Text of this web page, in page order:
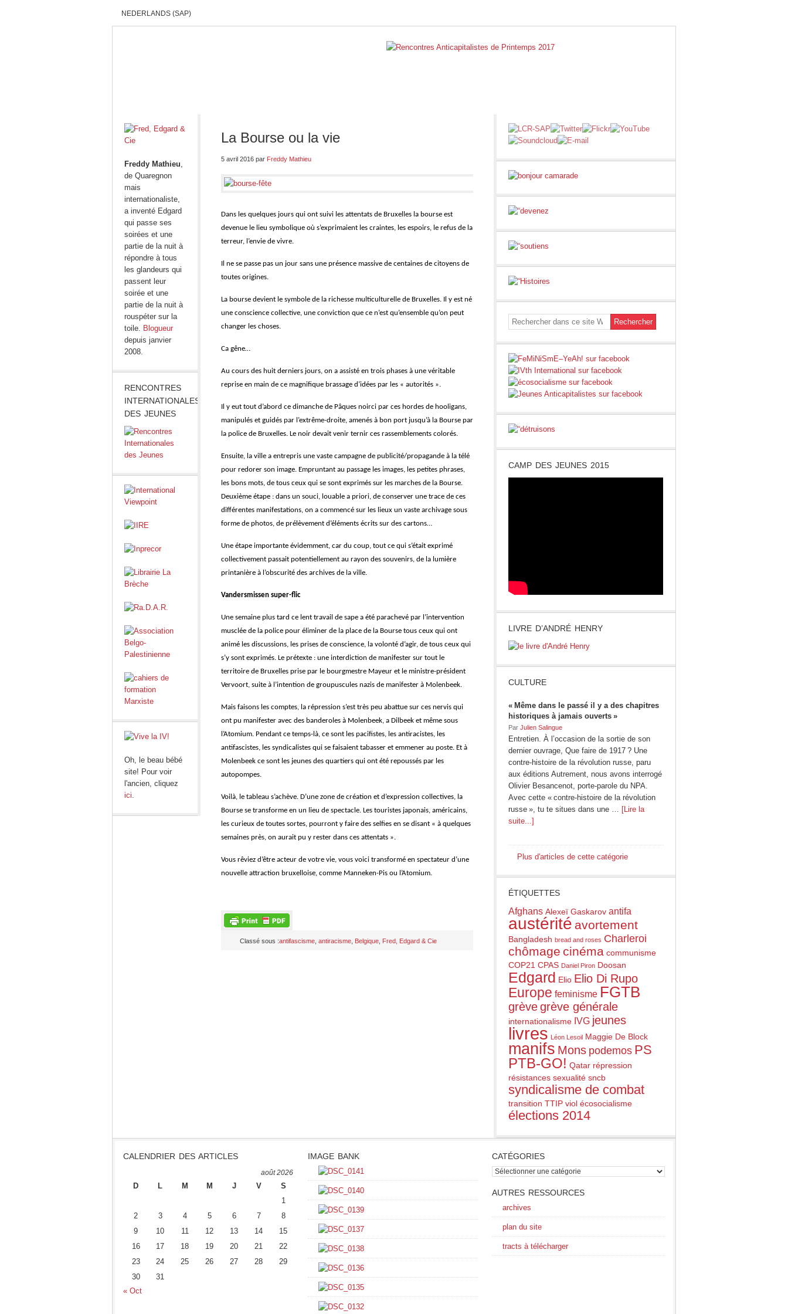
NEDERLANDS (SAP)
La Bourse ou la vie
5 avril 2016 par Freddy Mathieu
Dans les quelques jours qui ont suivi les attentats de Bruxelles la bourse est
devenue le lieu symbolique où s’exprimaient les craintes, les espoirs, le refus de la
terreur, l’envie de vivre.
Il ne se passe pas un jour sans une présence massive de centaines de citoyens de
toutes origines.
La bourse devient le symbole de la richesse multiculturelle de Bruxelles. Il y est né
une conscience collective, une conviction que ce n’est qu’ensemble qu’on peut
changer les choses.
Ca gêne…
Au cours des huit derniers jours, on a assisté en trois phases à une véritable
reprise en main de ce magnifique brassage d’idées par les « autorités ».
Il y eut tout d’abord ce dimanche de Pâques noirci par ces hordes de hooligans,
manipulés et guidés par l’extrême-droite, amenés à bon port jusqu’à la Bourse par
la police de Bruxelles. Le noir devait venir ternir ces rassemblements colorés.
Ensuite, la ville a entrepris une vaste campagne de publicité/propagande à la télé
pour redorer son image. Empruntant au passage les images, les petites phrases,
les bons mots, de tous ceux qui se sont exprimés sur les marches de la Bourse.
Deuxième étape : dans un souci, louable a priori, de conserver une trace de ces
différentes manifestations, on a commencé sur les lieux un vaste archivage sous
forme de photos, de prélèvement d’éléments écrits sur des cartons…
Une étape importante évidemment, car du coup, tout ce qui s’était exprimé
collectivement passait potentiellement au rayon des souvenirs, de la lumière
printanière à l’obscurité des archives de la ville.
Vandersmissen super-flic
Une semaine plus tard ce lent travail de sape a été parachevé par l’intervention
musclée de la police pour éliminer de la place de la Bourse tous ceux qui ont
animé les discussions, les prises de conscience, la volonté d’agir, de tous ceux qui
s’y sont exprimés. Le prétexte : une interdiction de manifester sur tout le
territoire de Bruxelles prise par le bourgmestre Mayeur et le ministre-président
Vervoort, suite à l’intention de groupuscules nazis de manifester à Molenbeek.
Mais faisons les comptes, la répression s’est très peu abattue sur ces nervis qui
ont pu manifester avec des banderoles à Molenbeek, a Dilbeek et même sous
l’Atomium. Pendant ce temps-là, ce sont les pacifistes, les antiracistes, les
antifascistes, les syndicalistes qui se faisaient tabasser et emmener au poste. Et à
Molenbeek ce sont les jeunes des quartiers qui ont été repoussés par les
autopompes.
Voilà, le tableau s’achève. D’une zone de création et d’expression collectives, la
Bourse se transforme en un lieu de spectacle. Les touristes japonais, américains,
les curieux de toutes sortes, pourront y faire des selfies en se disant « à quelques
semaines près, on aurait pu y rester dans ces attentats ».
Vous rêviez d’être acteur de votre vie, vous voici transformé en spectateur d’une
nouvelle attraction bruxelloise, comme Manneken-Pis ou l’Atomium.
Classé sous :antifascisme antiracisme Belgique Fred, Edgard & Cie
CAMP DES JEUNES 2015
LIVRE D’ANDRÉ HENRY
CULTURE
« Même dans le passé il y a des chapitres
historiques à jamais ouverts »
Par Julien Salingue
Entretien. À l’occasion de la sortie de son
dernier ouvrage, Que faire de 1917 ? Une
contre-histoire de la révolution russe, paru
aux éditions Autrement, nous avons interrogé
Olivier Besancenot, porte-parole du NPA.
Avec cette « contre-histoire de la révolution
russe », tu te situes dans une … [Lire la
suite...]
Plus d'articles de cette catégorie
ÉTIQUETTES
Afghans Alexeï Gaskarov antifa
austérité avortement
Bangladesh bread and roses Charleroi
chômage cinéma communisme
COP21 CPAS Daniel Piron Doosan
Edgard Elio Elio Di Rupo
Europe feminisme FGTB
grèvegrève générale
internationalisme IVG jeunes
livres Léon Lesoil Maggie De Block
manifs Mons podemos PS
PTB-GO! Qatar répression
résistances sexualité sncb
syndicalisme de combat
transition TTIP viol écosocialisme
élections 2014
Freddy Mathieu,
de Quaregnon
mais
internationaliste,
a inventé Edgard
qui passe ses
soirées et une
partie de la nuit à
répondre à tous
les glandeurs qui
passent leur
soirée et une
partie de la nuit à
rouspéter sur la
toile. Blogueur
depuis janvier
2008.
RENCONTRES
INTERNATIONALES
DES JEUNES
Oh, le beau bébé
site! Pour voir
l'ancien, cliquez
ici.
CALENDRIER DES ARTICLES
août 2026
D L M M J V
S
1
2
3 4 5 6 7
8
9
10 11 12 13 14
15
16
17 18 19 20 21
22
23
24 25 26 27 28
29
30
31
« Oct
IMAGE BANK CATÉGORIES
catégories
AUTRES RESSOURCES
archives
plan du site
tracts à télécharger